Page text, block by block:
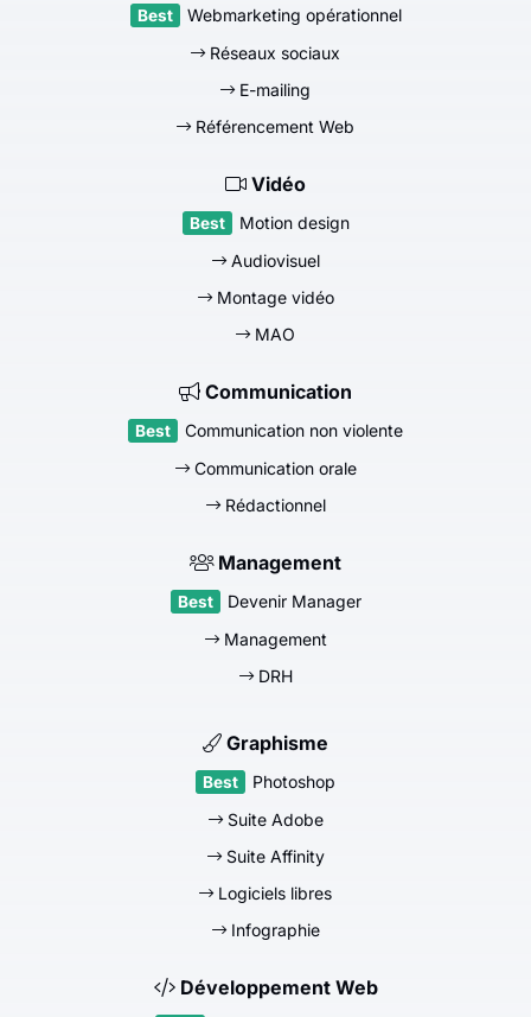
Webmarketing opérationnel
Réseaux sociaux
E-mailing
Référencement Web
Vidéo
Motion design
Audiovisuel
Montage vidéo
MAO
Communication
Communication non violente
Communication orale
Rédactionnel
Management
Devenir Manager
Management
DRH
Graphisme
Photoshop
Suite Adobe
Suite Affinity
Logiciels libres
Infographie
Développement Web